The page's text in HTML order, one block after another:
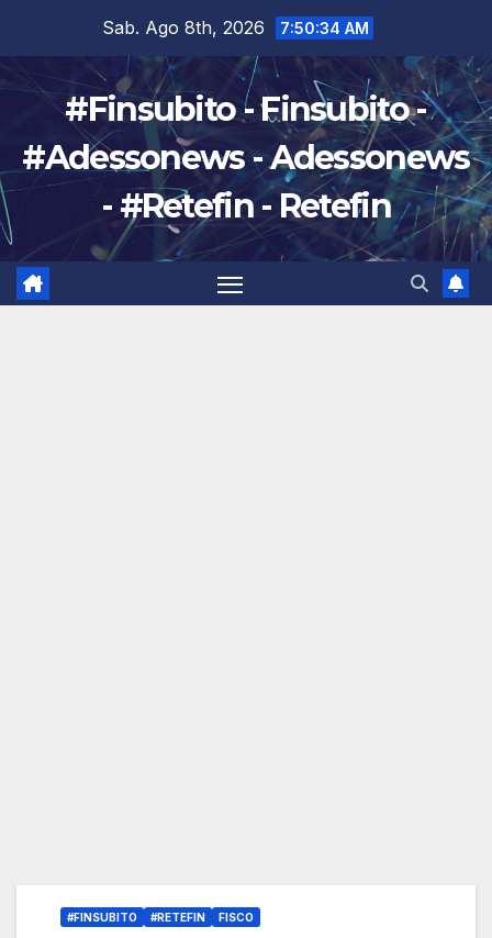
contenuto
Sab. Ago 8th, 2026 7:50:36 AM
#Finsubito - Finsubito -
#Adessonews - Adessonews
- #Retefin - Retefin
#FINSUBITO #RETEFIN FISCO